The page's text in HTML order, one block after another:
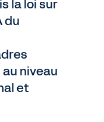
la loi sur
du
niveau
et